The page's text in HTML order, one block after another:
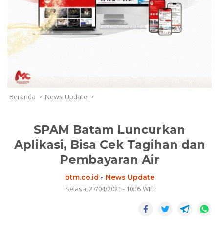
Beranda News Update
SPAM Batam Luncurkan
Aplikasi, Bisa Cek Tagihan dan
Pembayaran Air
btm.co.id - News Update
Selasa, 27/04/2021 - 10:05 WIB